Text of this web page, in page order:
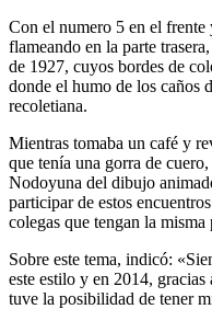
Con el numero 5 en el
flameando en la parte
de 1927, cuyos bordes de
donde el humo de los caños
recoletiana.
Mientras tomaba un café y
que tenía una gorra de
Nodoyuna del dibujo
participar de estos
colegas que tengan la
Sobre este tema, indicó:
este estilo y en 2014,
tuve la posibilidad de tener